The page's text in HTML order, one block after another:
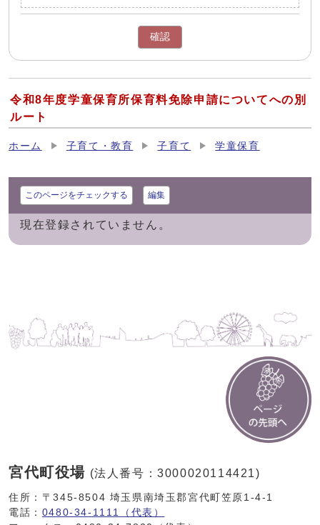
確認
令和8年度学童保育所保育料免除申請についてへの別
ルート
ホーム 子育て・教育 子育て 学童保育
このページをチェックする 編集
現在登録されていません。
宮代町役場 (法人番号：3000020114421)
住所：〒345-8504 埼玉県南埼玉郡宮代町笠原1-4-1
電話： 0480-34-1111（代表）